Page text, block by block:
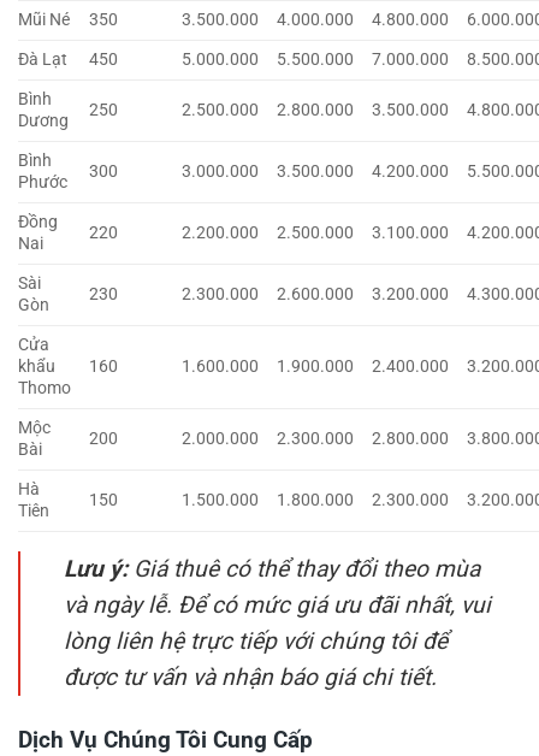
Mũi Né 350 3.500.000 4.000.000 4.800.000
Đà Lạt
450 5.000.000 5.500.000 7.000.000
Bình
Dương
250 2.500.000 2.800.000 3.500.000
Bình
Phước
300 3.000.000 3.500.000 4.200.000
Đồng
Nai
220 2.200.000 2.500.000 3.100.000
Sài
Gòn
230 2.300.000 2.600.000 3.200.000
Cửa
khẩu
Thomo
160 1.600.000 1.900.000 2.400.000
Mộc
Bài
200 2.000.000 2.300.000 2.800.000
Hà
Tiên
150 1.500.000 1.800.000 2.300.000
Lưu ý:Giá thuê có thể thay đổi theo mùa
và ngày lễ. Để có mức giá ưu đãi nhất, vui
lòng liên hệ trực tiếp với chúng tôi để
được tư vấn và nhận báo giá chi tiết.
Dịch Vụ Chúng Tôi Cung Cấp